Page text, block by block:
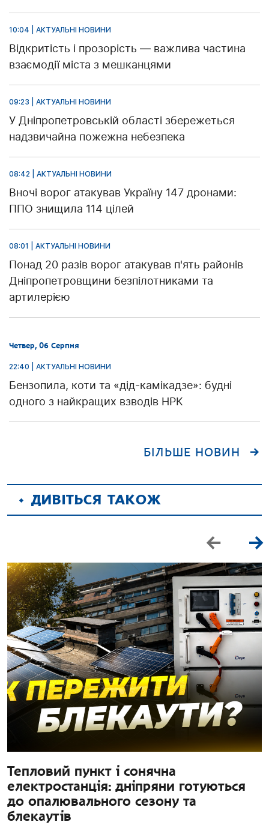
10:04 | АКТУАЛЬНІ НОВИНИ
Відкритість і прозорість — важлива частина
взаємодії міста з мешканцями
09:23 | АКТУАЛЬНІ НОВИНИ
У Дніпропетровській області збережеться
надзвичайна пожежна небезпека
08:42 | АКТУАЛЬНІ НОВИНИ
Вночі ворог атакував Україну 147 дронами:
ППО знищила 114 цілей
08:01 | АКТУАЛЬНІ НОВИНИ
Понад 20 разів ворог атакував п'ять районів
Дніпропетровщини безпілотниками та
артилерією
Четвер, 06 Серпня
22:40 | АКТУАЛЬНІ НОВИНИ
Бензопила, коти та «дід-камікадзе»: будні
одного з найкращих взводів НРК
БІЛЬШЕ НОВИН
ДИВІТЬСЯ ТАКОЖ
Тепловий пункт і сонячна
електростанція: дніпряни готуються
до опалювального сезону та
блекаутів